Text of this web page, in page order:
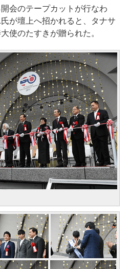
会のテープカットが行なわ
が壇上へ招かれると、タナサ
使のたすきが贈られた。